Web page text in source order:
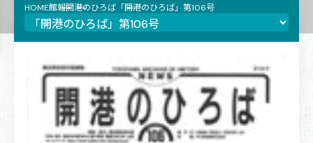
HOME館報開港のひろば 「開港のひろば」第106号